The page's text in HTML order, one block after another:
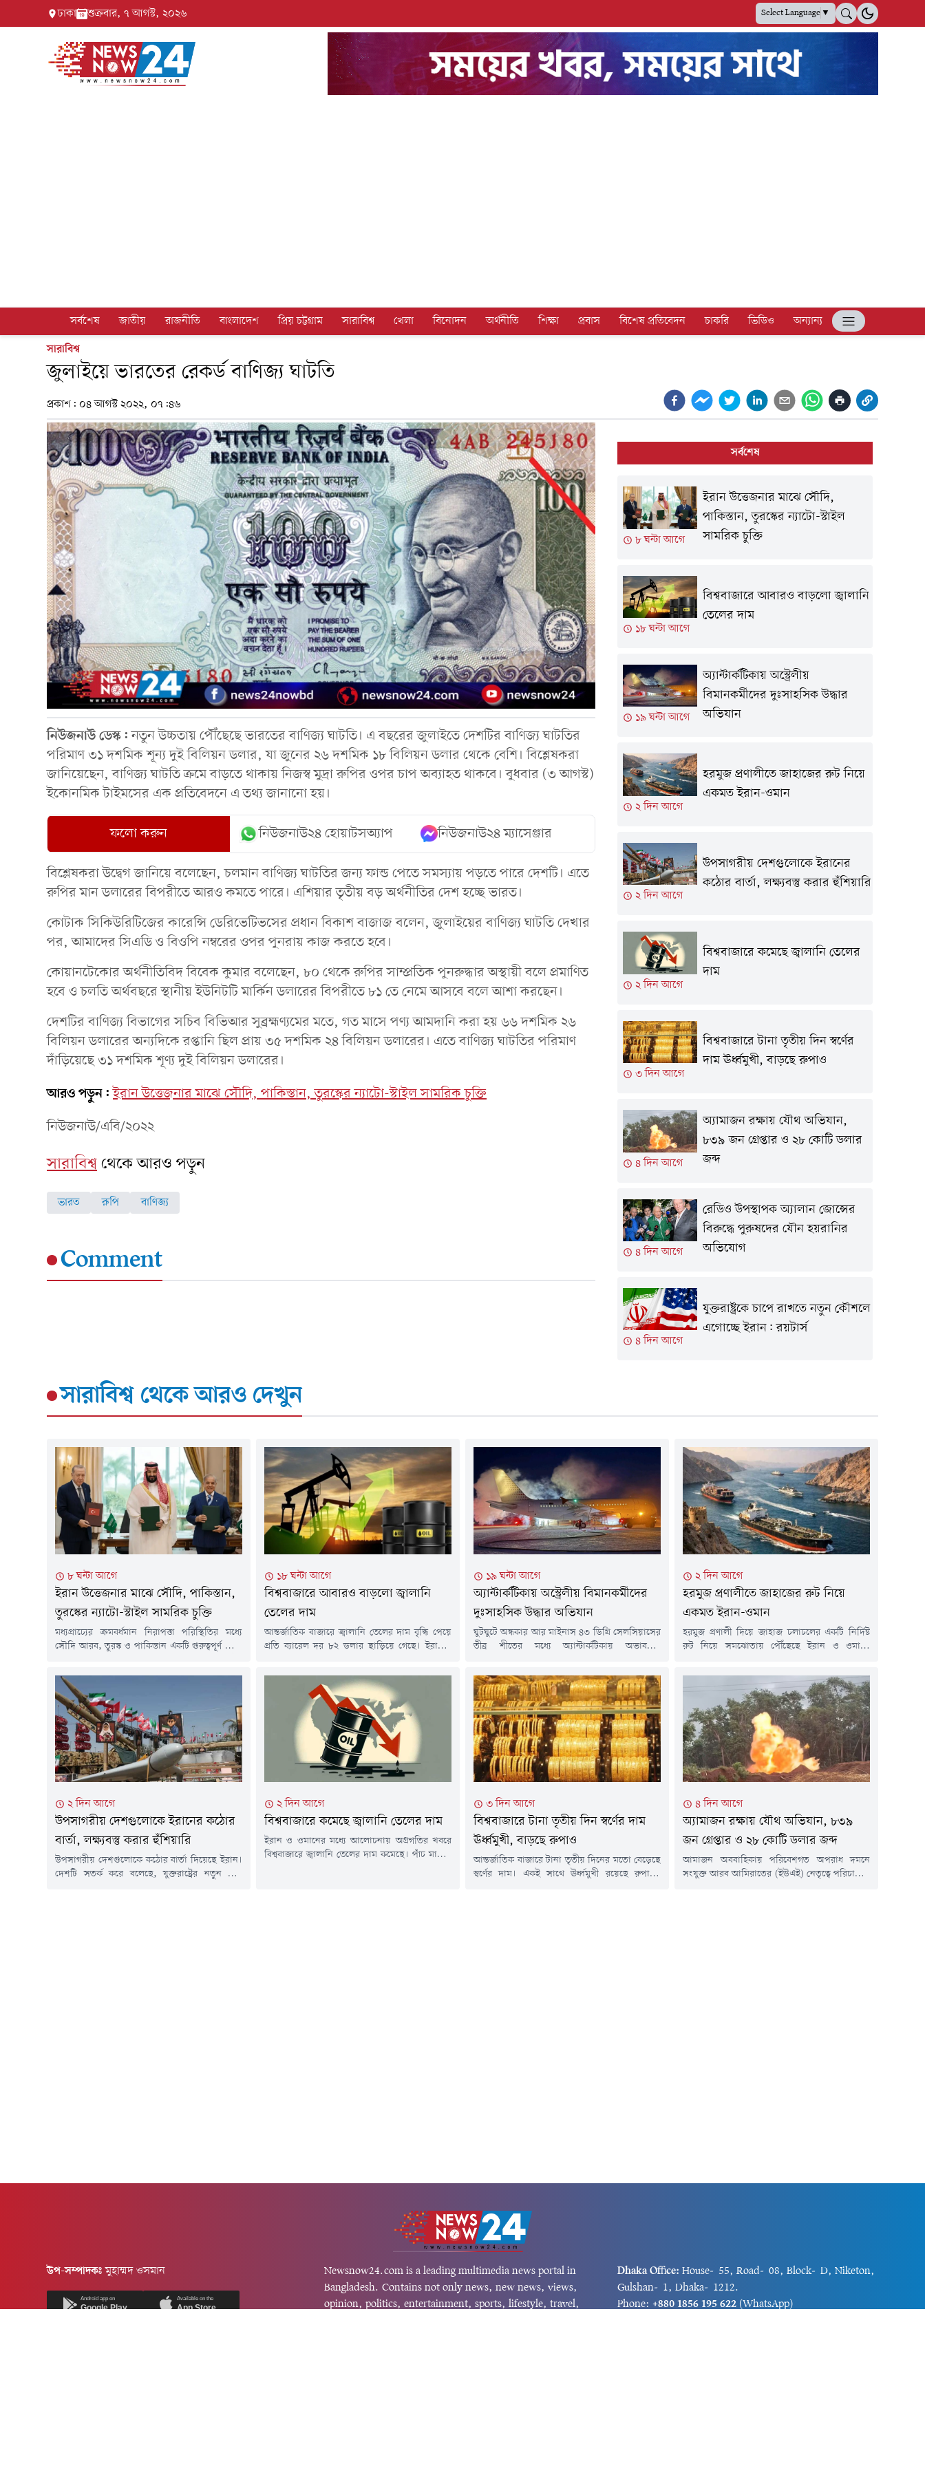
ঢাকা শুক্রবার, ৭ আগস্ট, ২০২৬ Select Language▼
সর্বশেষ জাতীয় রাজনীতি বাংলাদেশ প্রিয় চট্টগ্রাম সারাবিশ্ব খেলা বিনোদন অর্থনীতি শিক্ষা প্রবাস বিশেষ প্রতিবেদন চাকরি ভিডিও
অন্যান্য
সারাবিশ্ব
জুলাইয়ে ভারতের রেকর্ড বাণিজ্য ঘাটতি
প্রকাশ: ০৪ আগস্ট ২০২২, ০৭:৪৬
নিউজনাউ ডেস্ক:নতুন উচ্চতায় পৌঁছেছে ভারতের বাণিজ্য ঘাটতি। এ বছরের জুলাইতে দেশটির বাণিজ্য ঘাটতির
পরিমাণ ৩১ দশমিক শূন্য দুই বিলিয়ন ডলার, যা জুনের ২৬ দশমিক ১৮ বিলিয়ন ডলার থেকে বেশি। বিশ্লেষকরা
জানিয়েছেন, বাণিজ্য ঘাটতি ক্রমে বাড়তে থাকায় নিজস্ব মুদ্রা রুপির ওপর চাপ অব্যাহত থাকবে। বুধবার (৩ আগস্ট)
ইকোনমিক টাইমসের এক প্রতিবেদনে এ তথ্য জানানো হয়।
ফলো করুন নিউজনাউ২৪ হোয়াটসঅ্যাপ নিউজনাউ২৪ ম্যাসেঞ্জার
বিশ্লেষকরা উদ্বেগ জানিয়ে বলেছেন, চলমান বাণিজ্য ঘাটতির জন্য ফান্ড পেতে সমস্যায় পড়তে পারে দেশটি। এতে
রুপির মান ডলারের বিপরীতে আরও কমতে পারে। এশিয়ার তৃতীয় বড় অর্থনীতির দেশ হচ্ছে ভারত।
কোটাক সিকিউরিটিজের কারেন্সি ডেরিভেটিভসের প্রধান বিকাশ বাজাজ বলেন, জুলাইয়ের বাণিজ্য ঘাটতি দেখার
পর, আমাদের সিএডি ও বিওপি নম্বরের ওপর পুনরায় কাজ করতে হবে।
কোয়ানটেকোর অর্থনীতিবিদ বিবেক কুমার বলেছেন, ৮০ থেকে রুপির সাম্প্রতিক পুনরুদ্ধার অস্থায়ী বলে প্রমাণিত
হবে ও চলতি অর্থবছরে স্থানীয় ইউনিটটি মার্কিন ডলারের বিপরীতে ৮১ তে নেমে আসবে বলে আশা করছেন।
দেশটির বাণিজ্য বিভাগের সচিব বিভিআর সুব্রহ্মণ্যমের মতে, গত মাসে পণ্য আমদানি করা হয় ৬৬ দশমিক ২৬
বিলিয়ন ডলারের অন্যদিকে রপ্তানি ছিল প্রায় ৩৫ দশমিক ২৪ বিলিয়ন ডলারের। এতে বাণিজ্য ঘাটতির পরিমাণ
দাঁড়িয়েছে ৩১ দশমিক শূণ্য দুই বিলিয়ন ডলারের।
আরও পড়ুন: ইরান উত্তেজনার মাঝে সৌদি, পাকিস্তান, তুরস্কের ন্যাটো-স্টাইল সামরিক চুক্তি
নিউজনাউ/এবি/২০২২
সারাবিশ্বথেকে আরও পড়ুন
ভারত রুপি বাণিজ্য
Comment
সর্বশেষ
৮ ঘন্টা আগে
ইরান উত্তেজনার মাঝে সৌদি,
পাকিস্তান, তুরস্কের ন্যাটো-স্টাইল
সামরিক চুক্তি
১৮ ঘন্টা আগে
বিশ্ববাজারে আবারও বাড়লো জ্বালানি
তেলের দাম
১৯ ঘন্টা আগে
অ্যান্টার্কটিকায় অস্ট্রেলীয়
বিমানকর্মীদের দুঃসাহসিক উদ্ধার
অভিযান
২ দিন আগে
হরমুজ প্রণালীতে জাহাজের রুট নিয়ে
একমত ইরান-ওমান
২ দিন আগে
উপসাগরীয় দেশগুলোকে ইরানের
কঠোর বার্তা, লক্ষ্যবস্তু করার হুঁশিয়ারি
২ দিন আগে
বিশ্ববাজারে কমেছে জ্বালানি তেলের
দাম
৩ দিন আগে
বিশ্ববাজারে টানা তৃতীয় দিন স্বর্ণের
দাম ঊর্ধ্বমুখী, বাড়ছে রুপাও
৪ দিন আগে
অ্যামাজন রক্ষায় যৌথ অভিযান,
৮৩৯ জন গ্রেপ্তার ও ২৮ কোটি ডলার
জব্দ
৪ দিন আগে
রেডিও উপস্থাপক অ্যালান জোন্সের
বিরুদ্ধে পুরুষদের যৌন হয়রানির
অভিযোগ
৪ দিন আগে
যুক্তরাষ্ট্রকে চাপে রাখতে নতুন কৌশলে
এগোচ্ছে ইরান: রয়টার্স
সারাবিশ্ব থেকে আরও দেখুন
৮ ঘন্টা আগে
ইরান উত্তেজনার মাঝে সৌদি, পাকিস্তান,
তুরস্কের ন্যাটো-স্টাইল সামরিক চুক্তি
মধ্যপ্রাচ্যের ক্রমবর্ধমান নিরাপত্তা পরিস্থিতির মধ্যে
সৌদি আরব, তুরস্ক ও পাকিস্তান একটি গুরুত্বপূর্ণ যৌথ
উচ্চপর্যায়ের বৈঠকে তিন দেশের শীর্ষ নেতারা এ চুক্তির
অনুমোদন দেন। বিশ্লেষকদের মতে, এই সমঝোতা শুধু
তিন দেশের সামরিক সহযোগিতা আরও জোরদার
করবে না, বরং মধ্যপ্রাচ্যের ভূরাজনৈতিক ভারসাম্যেও
উল্লেখযোগ্য প্রভাব ফেলতে পারে।চুক্তির...
১৮ ঘন্টা আগে
বিশ্ববাজারে আবারও বাড়লো জ্বালানি
তেলের দাম
আন্তর্জাতিক বাজারে জ্বালানি তেলের দাম বৃদ্ধি পেয়ে
প্রতি ব্যারেল দর ৮২ ডলার ছাড়িয়ে গেছে। ইরানের
ইসরাইলি এবং অন্যান্য 'শত্রুভাবাপন্ন' জাহাজকে
হরমুজ প্রণালি অতিক্রম করতে না দেওয়ার প্রস্তাবসহ
একটি খসড়া বিল পর্যালোচনা করছে দেশটির একটি
সংসদীয় কমিটি।বৃহস্পতিবার (৬ আগস্ট) আন্তর্জাতিক
মানদণ্ড ব্রেন্ট ক্রুডের দর...
১৯ ঘন্টা আগে
অ্যান্টার্কটিকায় অস্ট্রেলীয় বিমানকর্মীদের
দুঃসাহসিক উদ্ধার অভিযান
ঘুটঘুটে অন্ধকার আর মাইনাস ৪৩ ডিগ্রি সেলসিয়াসের
তীব্র শীতের মধ্যে অ্যান্টার্কটিকায় অভাবনীয়
বিমানকর্মী দল। যুক্তরাষ্ট্রের অ্যান্টার্কটিক অভিযানের
অসুস্থ এক সদস্যকে জরুরি চিকিৎসাসেবা দিতে এই
জটিল ও ঝুঁকিপূর্ণ বিমান মিশন পরিচালনা করা হয়।
অস্ট্রেলিয়ার বিমান পরিবহন সংস্থা স্কাইট্রেডার্স জানায়,
ম্যাকমুর্ডো স্টেশন থেকে জরুরি ভিত্তিতে এক
রোগীকে...
২ দিন আগে
হরমুজ প্রণালীতে জাহাজের রুট নিয়ে
একমত ইরান-ওমান
হরমুজ প্রণালী দিয়ে জাহাজ চলাচলের একটি নির্দিষ্ট
রুট নিয়ে সমঝোতায় পৌঁছেছে ইরান ও ওমান।
সংশ্লিষ্টতা নেই। তবে মার্কিন প্রেসিডেন্ট ডোনাল্ড ট্রাম্প
দাবি করেছেন যে যুক্তরাষ্ট্রের সঙ্গে হরমুজ নিয়ে
আলোচনা বেশ ভালোভাবে এগোচ্ছে।বুধবার (৫
আগস্ট) ইরান ও ওমান প্রণালীটির মধ্য দিয়ে প্রস্তাবিত
শিপিং রুটের...
২ দিন আগে
উপসাগরীয় দেশগুলোকে ইরানের কঠোর
বার্তা, লক্ষ্যবস্তু করার হুঁশিয়ারি
উপসাগরীয় দেশগুলোকে কঠোর বার্তা দিয়েছে ইরান।
দেশটি সতর্ক করে বলেছে, যুক্তরাষ্ট্রের নতুন করে
২ দিন আগে
বিশ্ববাজারে কমেছে জ্বালানি তেলের দাম
ইরান ও ওমানের মধ্যে আলোচনায় অগ্রগতির খবরে
বিশ্ববাজারে জ্বালানি তেলের দাম কমেছে। পাঁচ মাসের
৩ দিন আগে
বিশ্ববাজারে টানা তৃতীয় দিন স্বর্ণের দাম
ঊর্ধ্বমুখী, বাড়ছে রুপাও
আন্তর্জাতিক বাজারে টানা তৃতীয় দিনের মতো বেড়েছে
স্বর্ণের দাম। একই সাথে ঊর্ধ্বমুখী রয়েছে রুপাসহ
৪ দিন আগে
অ্যামাজন রক্ষায় যৌথ অভিযান, ৮৩৯
জন গ্রেপ্তার ও ২৮ কোটি ডলার জব্দ
আমাজন অববাহিকায় পরিবেশগত অপরাধ দমনে
সংযুক্ত আরব আমিরাতের (ইউএই) নেতৃত্বে পরিচালিত
উপ-সম্পাদকঃমুহাম্মদ ওসমান
Android app on
Google Play
Available on the
App Store
Newsnow24.com is a leading multimedia news portal in
Bangladesh. Contains not only news, new news, views,
opinion, politics, entertainment, sports, lifestyle, travel,
Dhaka Office: House-55, Road-08, Block-D, Niketon,
Gulshan-1, Dhaka-1212.
Phone: +880 1856 195 622 (WhatsApp)